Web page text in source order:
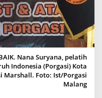
Nana Suryana, pelatih
Indonesia (Porgasi) Kota
Marshall. Foto: Ist/Porgasi
Malang